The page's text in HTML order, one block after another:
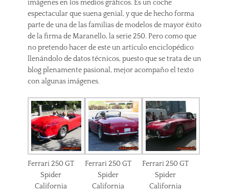
imágenes en los medios gráficos. Es un coche
espectacular que suena genial, y que de hecho forma
parte de una de las familias de modelos de mayor éxito
de la firma de Maranello, la serie 250. Pero como que
no pretendo hacer de este un artículo enciclopédico
llenándolo de datos técnicos, puesto que se trata de un
blog plenamente pasional, mejor acompaño el texto
con algunas imágenes.
Ferrari 250 GT
Spider
California
Ferrari 250 GT
Spider
California
Ferrari 250 GT
Spider
California